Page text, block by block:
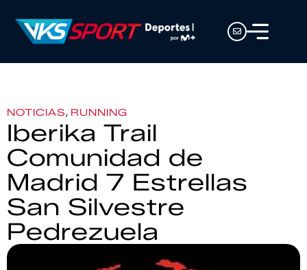
NOTICIAS, RUNNING
Iberika Trail
Comunidad de
Madrid 7 Estrellas
San Silvestre
Pedrezuela